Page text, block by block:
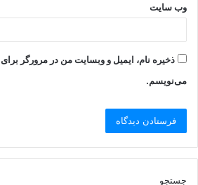
وب‌ سایت
ذخیره نام، ایمیل و وبسایت من در مرورگر
می‌نویسم.
جستجو